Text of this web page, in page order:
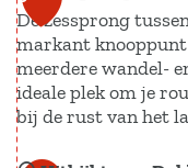
b
a
r
e
l
W
i
l
d
t
a
m
p
i
n
De zessprong
markant
meerdere wandel-
ideale plek om je
bij de rust van het